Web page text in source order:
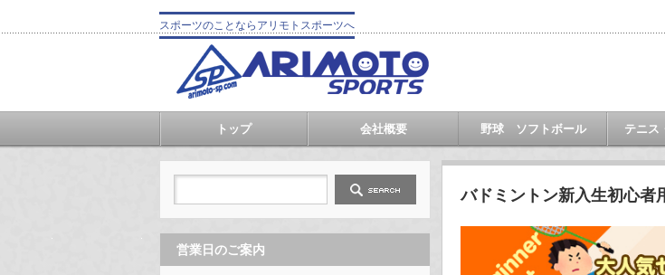
スポーツのことならアリモトスポーツへ
トップ 会社概要 野球 ソフトボール テニス
バドミントン新入生初心者
営業日のご案内